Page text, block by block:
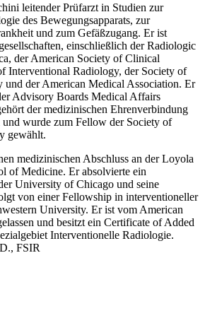
leitender Prüfarzt in Studien zur
des Bewegungsapparats, zur
und zum Gefäßzugang. Er ist
einschließlich der Radiologic
der American Society of Clinical
Interventional Radiology, der Society of
und der American Medical Association. Er
Advisory Boards Medical Affairs
der medizinischen Ehrenverbindung
wurde zum Fellow der Society of
gewählt.
medizinischen Abschluss an der Loyola
of Medicine. Er absolvierte ein
University of Chicago und seine
von einer Fellowship in interventioneller
University. Er ist vom American
und besitzt ein Certificate of Added
Interventionelle Radiologie.
FSIR